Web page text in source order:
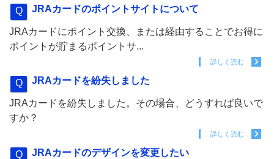
JRAカードのポイントサイトについて
JRAカードにポイント交換、または経由することでお得に
ポイントが貯まるポイントサ...
詳しく読む
JRAカードを紛失しました
JRAカードを紛失しました。その場合、どうすれば良いで
すか？
詳しく読む
JRAカードのデザインを変更したい